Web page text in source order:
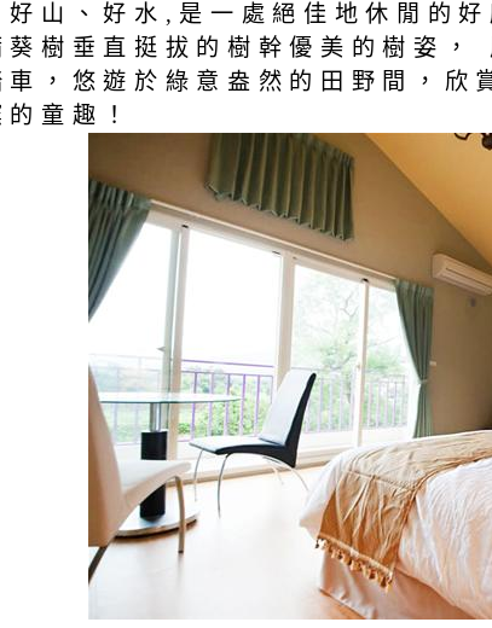
山、好水,是一處絕佳地休閒的
樹垂直挺拔的樹幹優美的樹姿
，悠遊於綠意盎然的田野間，
童趣！